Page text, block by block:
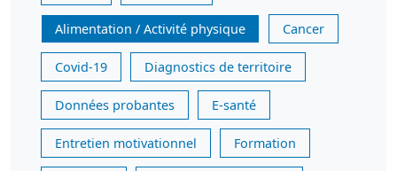
Alimentation / Activité physique Cancer
Covid-19 Diagnostics de territoire
Données probantes E-santé
Entretien motivationnel Formation